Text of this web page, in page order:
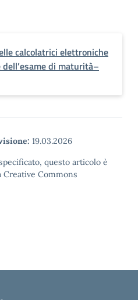
calcolatrici elettroniche
di maturità–
19.03.2026
questo articolo è
Commons